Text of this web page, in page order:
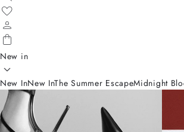
New in
New InNew InThe Summer EscapeMidnight